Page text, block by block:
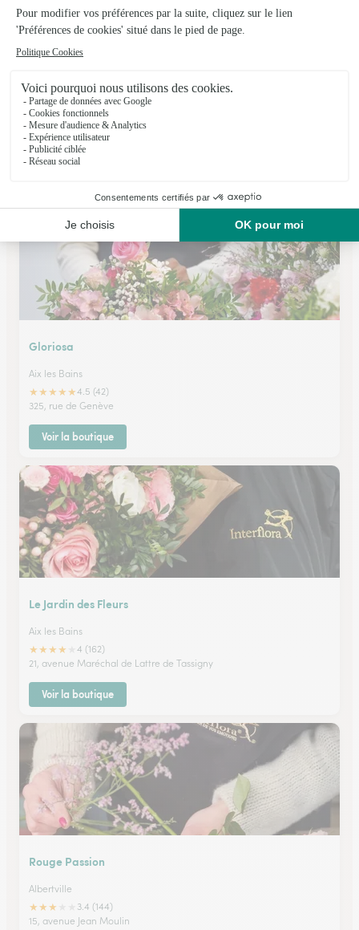
Les Fleurs et Louise
Aix les Bains
★★★★★4.8 (72)
23, avenue Charles de Gaulle
Gloriosa
Aix les Bains
★★★★★4.5 (42)
325, rue de Genève
Voir la boutique
Le Jardin des Fleurs
Aix les Bains
★★★★
4 (162)
21, avenue Maréchal de Lattre de Tassigny
Voir la boutique
Rouge Passion
Albertville
★★★
3.4 (144)
15, avenue Jean Moulin